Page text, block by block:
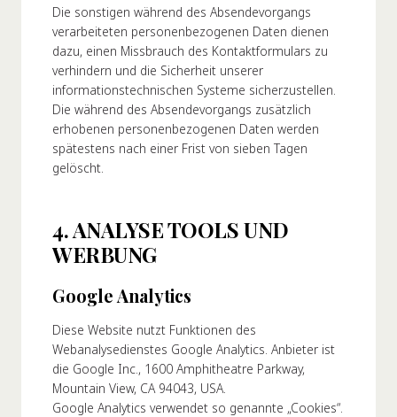
Die sonstigen während des Absendevorgangs
verarbeiteten personenbezogenen Daten dienen
dazu, einen Missbrauch des Kontaktformulars zu
verhindern und die Sicherheit unserer
informationstechnischen Systeme sicherzustellen.
Die während des Absendevorgangs zusätzlich
erhobenen personenbezogenen Daten werden
spätestens nach einer Frist von sieben Tagen
gelöscht.
4. ANALYSE TOOLS UND
WERBUNG
Google Analytics
Diese Website nutzt Funktionen des
Webanalysedienstes Google Analytics. Anbieter ist
die Google Inc., 1600 Amphitheatre Parkway,
Mountain View, CA 94043, USA.
Google Analytics verwendet so genannte „Cookies“.